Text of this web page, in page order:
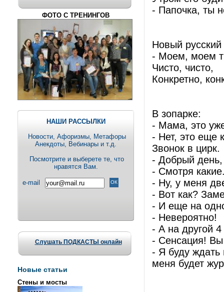
ФОТО С ТРЕНИНГОВ
НАШИ РАССЫЛКИ
Новости, Aфоризмы, Метафоры
Анекдоты, Вебинары и т.д.
Посмотрите и выберете те, что
нравятся Вам.
e-mail
Слушать ПОДКАСТЫ онлайн
Новые статьи
Стены и мосты
- Папочка, ты
Новый русский
- Моем, моем
Чисто, чисто,
Конкретно,
В зопарке:
- Мама, это
- Hет, это еще
Звонок в цирк.
- Добрый
- Смотря
- Ну, у меня
- Вот как?
- И еще на
- Невероятно!
- А на другой 4
- Сенсация! Вы
- Я буду ждать
меня будет